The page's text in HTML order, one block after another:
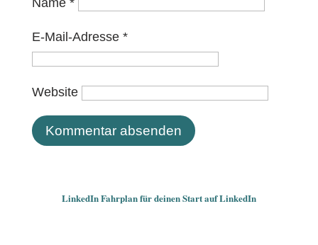
Name *
E-Mail-Adresse *
Website
LinkedIn Fahrplan für deinen Start auf LinkedIn